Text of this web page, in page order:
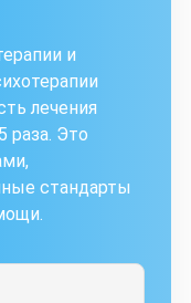
и
лечения
раза. Это
стандарты